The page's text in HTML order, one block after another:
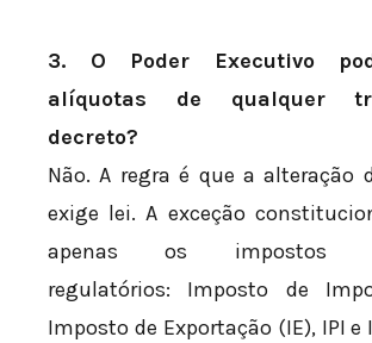
3. O Poder Executivo
alíquotas de qualquer
decreto?
Não. A regra é que a alteração
exige lei. A exceção
apenas os impostos
regulatórios: Imposto de
Imposto de Exportação (IE), IPI e